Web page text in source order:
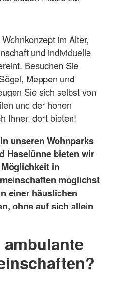
im Alter,
und individuelle
Besuchen Sie
Meppen und
Sie sich selbst von
und der hohen
Ihnen dort bieten!
unseren Wohnparks
Haselünne bieten wir
in
möglichst
einer häuslichen
ohne auf sich allein